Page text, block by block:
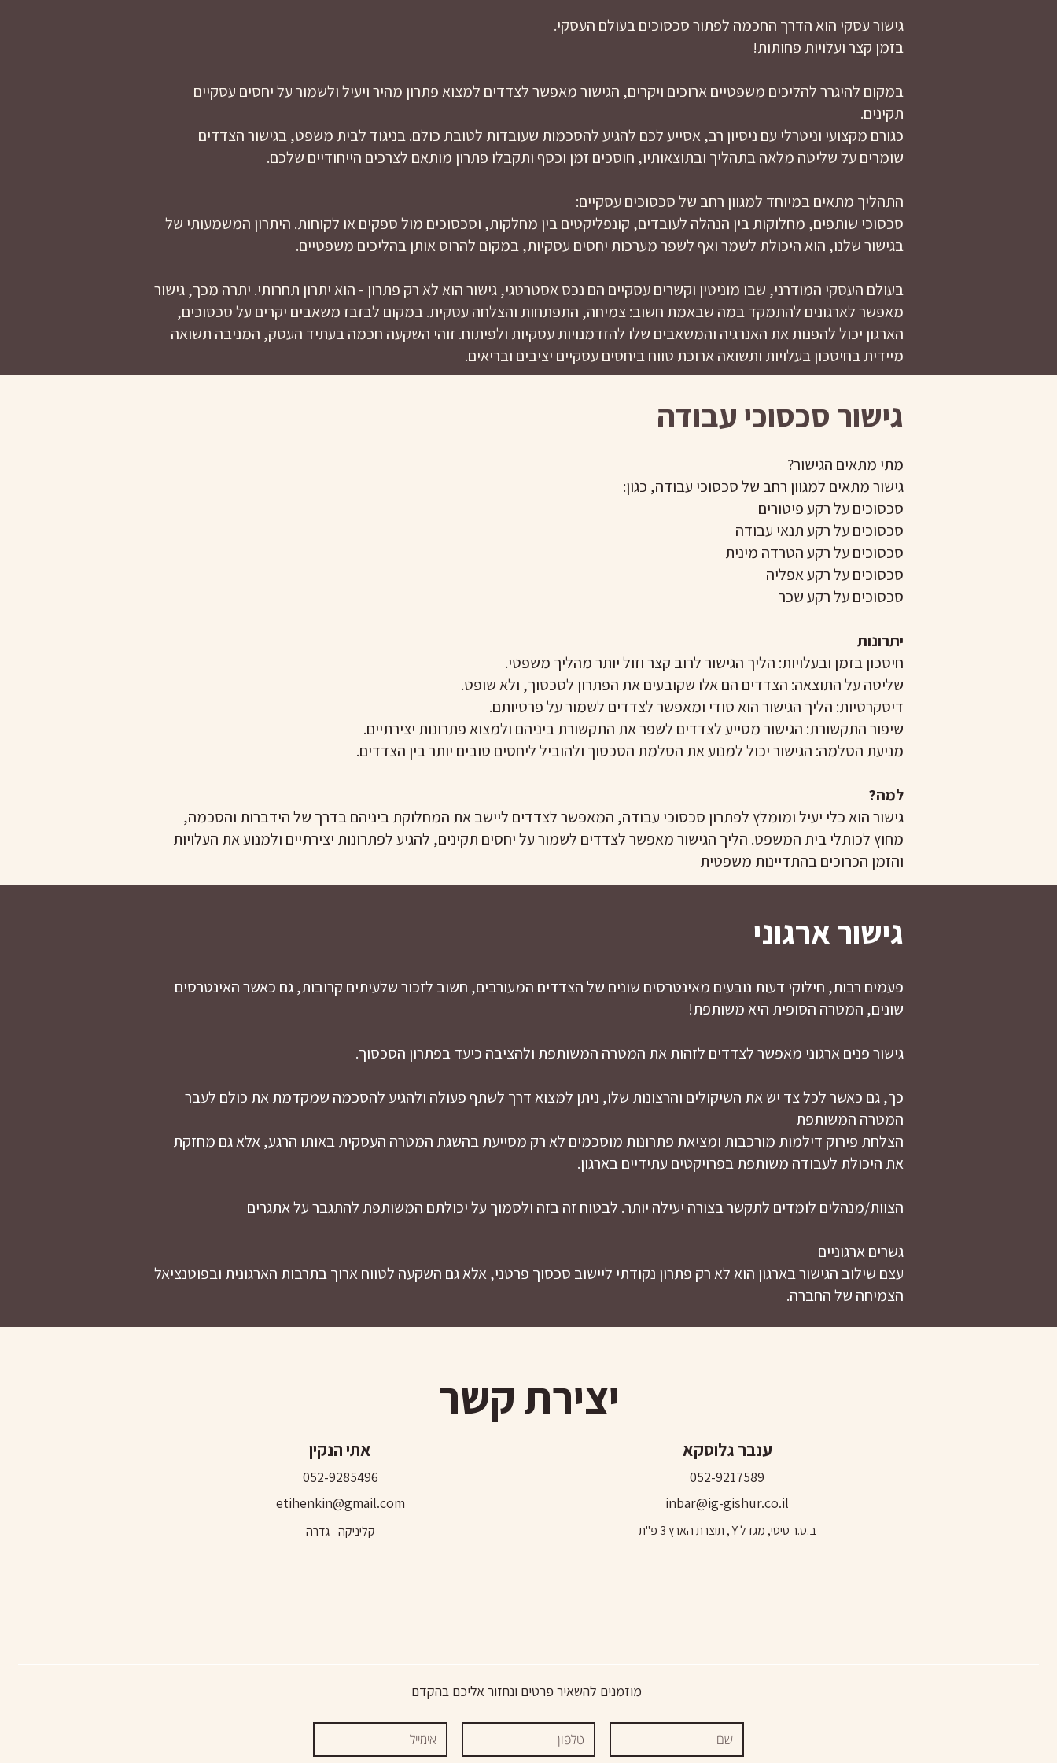
גישור עסקי הוא הדרך החכמה לפתור סכסוכים בעולם העסקי.
בזמן קצר ועלויות פחותות!
במקום להיגרר להליכים משפטיים ארוכים ויקרים, הגישור מאפשר לצדדים למצוא פתרון מהיר ויעיל ולשמור על יחסים עסקיים
תקינים.
כגורם מקצועי וניטרלי עם ניסיון רב, אסייע לכם להגיע להסכמות שעובדות לטובת כולם. בניגוד לבית משפט, בגישור הצדדים
שומרים על שליטה מלאה בתהליך ובתוצאותיו, חוסכים זמן וכסף ותקבלו פתרון מותאם לצרכים הייחודיים שלכם.
התהליך מתאים במיוחד למגוון רחב של סכסוכים עסקיים:
סכסוכי שותפים, מחלוקות בין הנהלה לעובדים, קונפליקטים בין מחלקות, וסכסוכים מול ספקים או לקוחות. היתרון המשמעותי של
בגישור שלנו, הוא היכולת לשמר ואף לשפר מערכות יחסים עסקיות, במקום להרוס אותן בהליכים משפטיים.
בעולם העסקי המודרני, שבו מוניטין וקשרים עסקיים הם נכס אסטרטגי, גישור הוא לא רק פתרון - הוא יתרון תחרותי. יתרה מכך, גישור
מאפשר לארגונים להתמקד במה שבאמת חשוב: צמיחה, התפתחות והצלחה עסקית. במקום לבזבז משאבים יקרים על סכסוכים,
הארגון יכול להפנות את האנרגיה והמשאבים שלו להזדמנויות עסקיות ולפיתוח. זוהי השקעה חכמה בעתיד העסק, המניבה תשואה
מיידית בחיסכון בעלויות ותשואה ארוכת טווח ביחסים עסקיים יציבים ובריאים.
גישור ארגוני
פעמים רבות, חילוקי דעות נובעים מאינטרסים שונים של הצדדים המעורבים, חשוב לזכור שלעיתים קרובות, גם כאשר האינטרסים
שונים, המטרה הסופית היא משותפת!
גישור פנים ארגוני מאפשר לצדדים לזהות את המטרה המשותפת ולהציבה כיעד בפתרון הסכסוך.
כך, גם כאשר לכל צד יש את השיקולים והרצונות שלו, ניתן למצוא דרך לשתף פעולה ולהגיע להסכמה שמקדמת את כולם לעבר
המטרה המשותפת
הצלחת פירוק דילמות מורכבות ומציאת פתרונות מוסכמים לא רק מסייעת בהשגת המטרה העסקית באותו הרגע, אלא גם מחזקת
את היכולת לעבודה משותפת בפרויקטים עתידיים בארגון.
הצוות/מנהלים לומדים לתקשר בצורה יעילה יותר. לבטוח זה בזה ולסמוך על יכולתם המשותפת להתגבר על אתגרים
גשרים ארגוניים
עצם שילוב הגישור בארגון הוא לא רק פתרון נקודתי ליישוב סכסוך פרטני, אלא גם השקעה לטווח ארוך בתרבות הארגונית ובפוטנציאל
הצמיחה של החברה.
גישור סכסוכי עבודה
מתי מתאים הגישור?
גישור מתאים למגוון רחב של סכסוכי עבודה, כגון:
סכסוכים על רקע פיטורים
סכסוכים על רקע תנאי עבודה
סכסוכים על רקע הטרדה מינית
סכסוכים על רקע אפליה
סכסוכים על רקע שכר
יתרונות
חיסכון בזמן ובעלויות: הליך הגישור לרוב קצר וזול יותר מהליך משפטי.
שליטה על התוצאה: הצדדים הם אלו שקובעים את הפתרון לסכסוך, ולא שופט.
דיסקרטיות: הליך הגישור הוא סודי ומאפשר לצדדים לשמור על פרטיותם.
שיפור התקשורת: הגישור מסייע לצדדים לשפר את התקשורת ביניהם ולמצוא פתרונות יצירתיים.
מניעת הסלמה: הגישור יכול למנוע את הסלמת הסכסוך ולהוביל ליחסים טובים יותר בין הצדדים.
למה?
גישור הוא כלי יעיל ומומלץ לפתרון סכסוכי עבודה, המאפשר לצדדים ליישב את המחלוקת ביניהם בדרך של הידברות והסכמה,
מחוץ לכותלי בית המשפט. הליך הגישור מאפשר לצדדים לשמור על יחסים תקינים, להגיע לפתרונות יצירתיים ולמנוע את העלויות
והזמן הכרוכים בהתדיינות משפטית
יצירת קשר
אתי הנקין
052-9285496
etihenkin@gmail.com
קליניקה - גדרה
ענבר גלוסקא
052-9217589
inbar@ig-gishur.co.il
ב.ס.ר סיטי, מגדל Y , תוצרת הארץ 3 פ"ת
מוזמנים להשאיר פרטים ונחזור אליכם בהקדם